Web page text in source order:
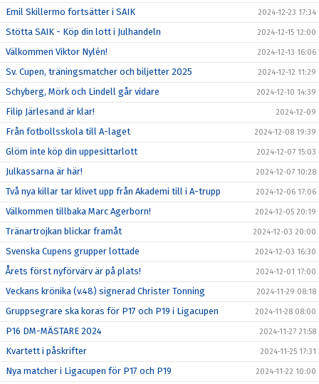
Emil Skillermo fortsätter i SAIK 2024-12-23 17:34
Stötta SAIK - Köp din lott i Julhandeln 2024-12-15 12:00
Välkommen Viktor Nylén! 2024-12-13 16:06
Sv. Cupen, träningsmatcher och biljetter 2025 2024-12-12 11:29
Schyberg, Mörk och Lindell går vidare 2024-12-10 14:39
Filip Järlesand är klar! 2024-12-09
Från fotbollsskola till A-laget 2024-12-08 19:39
Glöm inte köp din uppesittarlott 2024-12-07 15:03
Julkassarna är här! 2024-12-07 10:28
Två nya killar tar klivet upp från Akademi till i A-trupp 2024-12-06 17:06
Välkommen tillbaka Marc Agerborn! 2024-12-05 20:19
Tränartrojkan blickar framåt 2024-12-03 20:00
Svenska Cupens grupper lottade 2024-12-03 16:30
Årets först nyförvärv är på plats! 2024-12-01 17:00
Veckans krönika (v.48) signerad Christer Tonning 2024-11-29 08:18
Gruppsegrare ska koras för P17 och P19 i Ligacupen 2024-11-28 08:00
P16 DM-MÄSTARE 2024 2024-11-27 21:58
Kvartett i påskrifter 2024-11-25 17:31
Nya matcher i Ligacupen för P17 och P19 2024-11-22 10:00